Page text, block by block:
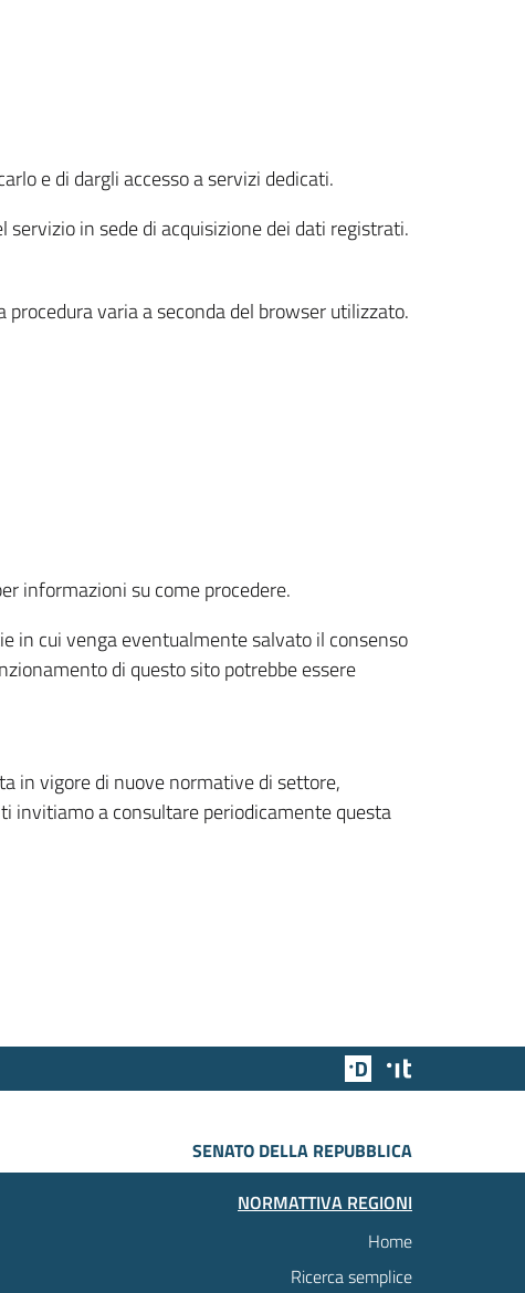
e di dargli accesso a servizi dedicati.
in sede di acquisizione dei dati registrati.
varia a seconda del browser utilizzato.
informazioni su come procedere.
in cui venga eventualmente salvato il consenso
di questo sito potrebbe essere
in vigore di nuove normative di settore,
invitiamo a consultare periodicamente questa
Team Digitale
SENATO DELLA REPUBBLICA
NORMATTIVA REGIONI
Home
Ricerca semplice